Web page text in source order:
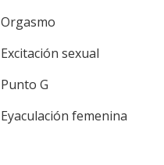
Orgasmo
Excitación sexual
Punto G
Eyaculación femenina